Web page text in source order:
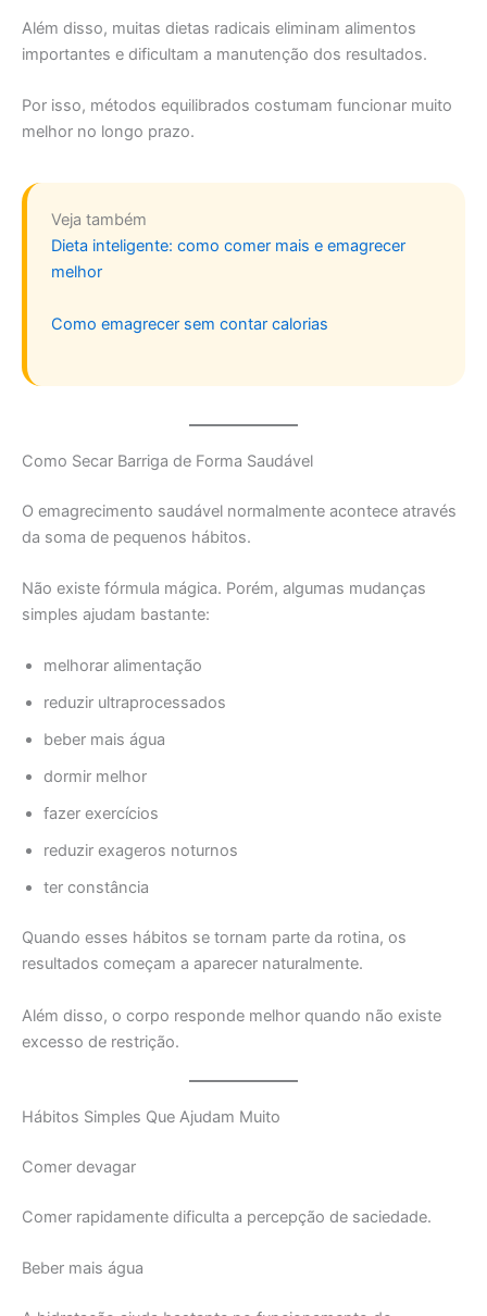
Além disso, muitas dietas radicais eliminam alimentos
importantes e dificultam a manutenção dos resultados.
Por isso, métodos equilibrados costumam funcionar muito
melhor no longo prazo.
Veja também
Dieta inteligente: como comer mais e emagrecer
melhor
Como emagrecer sem contar calorias
Como Secar Barriga de Forma Saudável
O emagrecimento saudável normalmente acontece através
da soma de pequenos hábitos.
Não existe fórmula mágica. Porém, algumas mudanças
simples ajudam bastante:
melhorar alimentação
reduzir ultraprocessados
beber mais água
dormir melhor
fazer exercícios
reduzir exageros noturnos
ter constância
Quando esses hábitos se tornam parte da rotina, os
resultados começam a aparecer naturalmente.
Além disso, o corpo responde melhor quando não existe
excesso de restrição.
Hábitos Simples Que Ajudam Muito
Comer devagar
Comer rapidamente dificulta a percepção de saciedade.
Beber mais água